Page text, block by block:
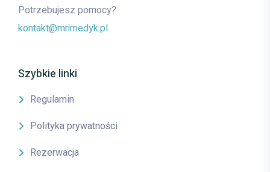
Potrzebujesz pomocy?
kontakt@mrimedyk.pl
Szybkie linki
Regulamin
Polityka prywatności
Rezerwacja